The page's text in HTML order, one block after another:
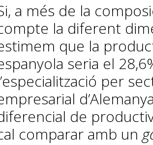
a més de la
la diferent
que la
seria el
per
de
comparar amb un